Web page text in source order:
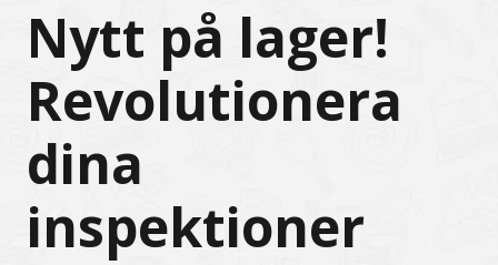
Nytt på lager!
Revolutionera
dina
inspektioner